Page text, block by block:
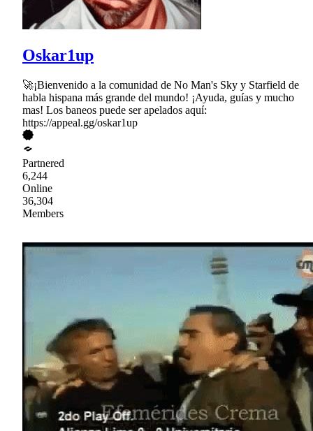
Oskar1up
🚀¡Bienvenido a la comunidad de No Man's Sky y Starfield de
habla hispana más grande del mundo! ¡Ayuda, guías y mucho
mas! Los baneos puede ser apelados aquí:
https://appeal.gg/oskar1up
Partnered
6,244
Online
36,304
Members